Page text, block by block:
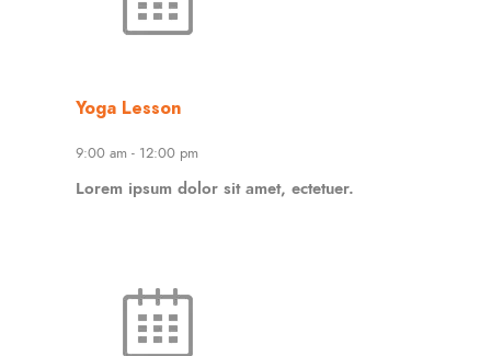
Yoga Lesson
9:00 am - 12:00 pm
Lorem ipsum dolor sit amet, ectetuer.